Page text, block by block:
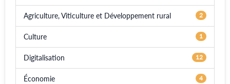
Agriculture, Viticulture et Développement rural 2
Culture 1
Digitalisation 12
Économie 4